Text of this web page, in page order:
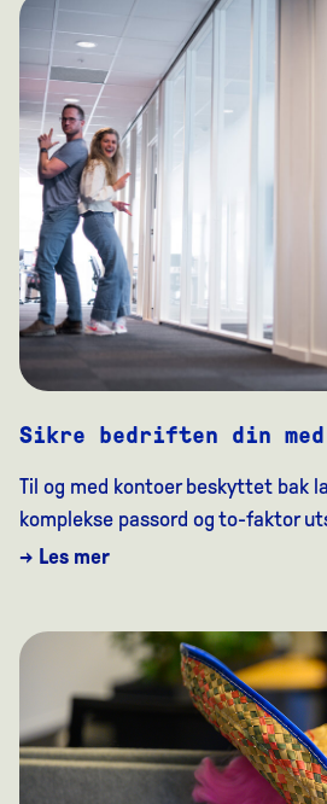
Sikre bedriften din
Til og med kontoer beskyttet bak
komplekse passord og to-faktor
→ Les mer